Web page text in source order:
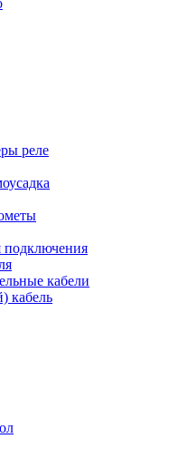
реле
подключения
кабели
кабель